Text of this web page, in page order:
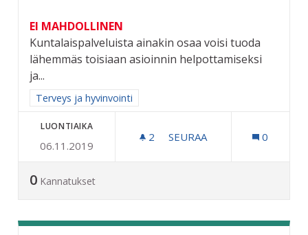
EI MAHDOLLINEN
Kuntalaispalveluista ainakin osaa voisi tuoda
lähemmäs toisiaan asioinnin helpottamiseksi
ja...
Rajaa tulokset aihepiirin mukaan: Terveys ja hyvinvointi
Terveys ja hyvinvointi
LUONTIAIKA
06.11.2019
2 2 SEURAAJAA
SEURAA 0
0 Kannatukset